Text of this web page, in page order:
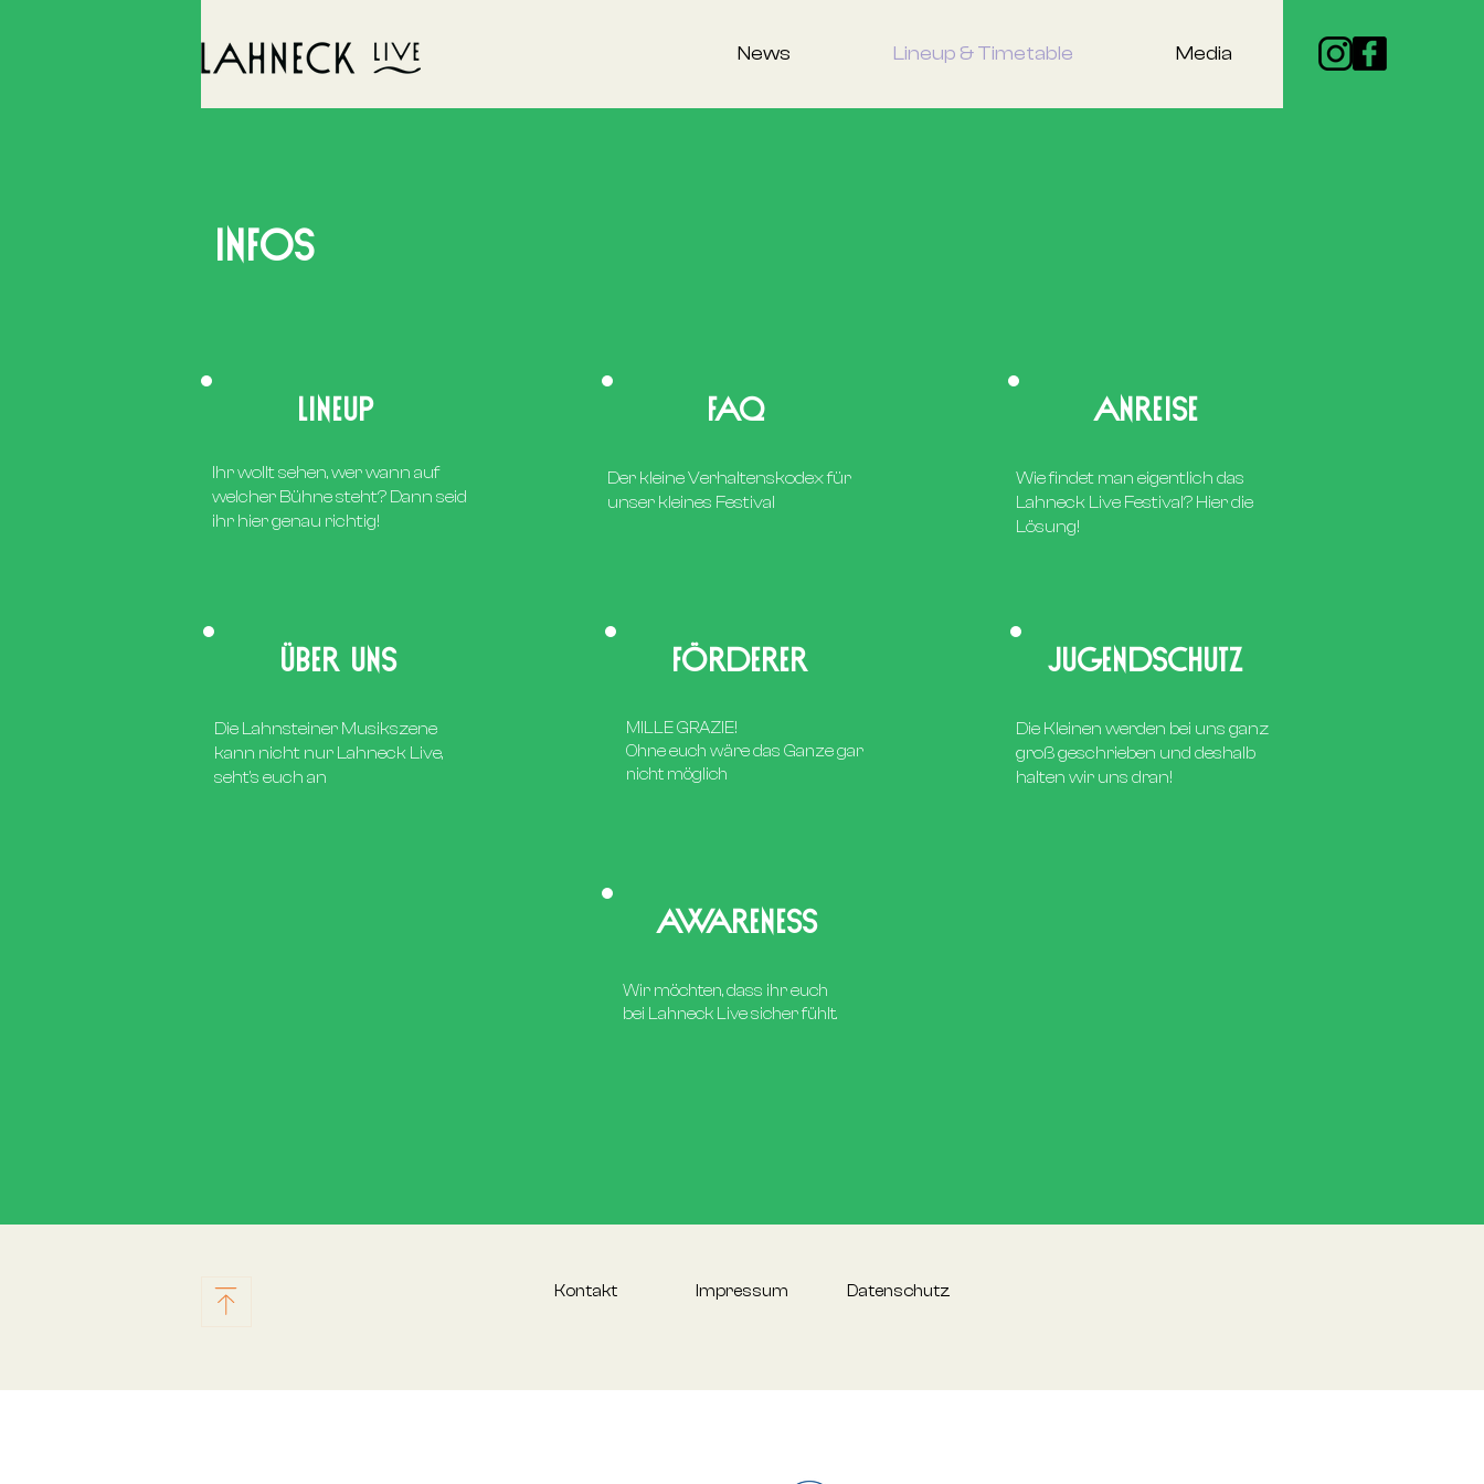
News Lineup & Timetable Media
INFOS
LINEUP
Ihr wollt sehen, wer wann auf
welcher Bühne steht? Dann seid
ihr hier genau richtig!
FAQ
Der kleine Verhaltenskodex für
unser kleines Festival
ANREISE
Wie findet man eigentlich das
Lahneck Live Festival? Hier die
Lösung!
Über uns
Die Lahnsteiner Musikszene
kann nicht nur Lahneck Live,
seht's euch an
Förderer
MILLE GRAZIE!
Ohne euch wäre das Ganze gar
nicht möglich
Jugendschutz
Die Kleinen werden bei uns ganz
groß geschrieben und deshalb
halten wir uns dran!
AWARENESS
Wir möchten, dass ihr euch
bei Lahneck Live sicher fühlt.
Kontakt Impressum Datenschutz